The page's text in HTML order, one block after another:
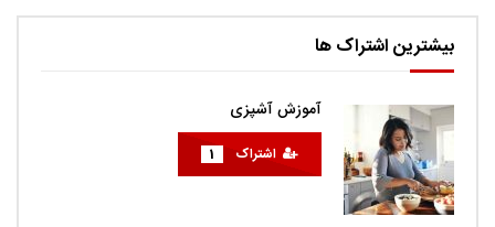
بیشترین اشتراک ها
آموزش آشپزی
اشتراک 1